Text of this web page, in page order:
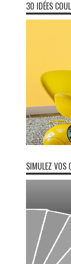
30 IDÉES
SIMULEZ VOS